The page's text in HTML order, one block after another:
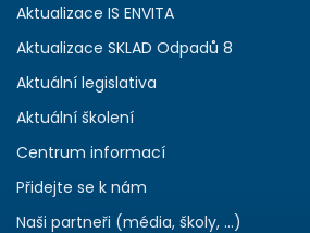
Aktualizace IS ENVITA
Aktualizace SKLAD Odpadů 8
Aktuální legislativa
Aktuální školení
Centrum informací
Přidejte se k nám
Naši partneři (média, školy, ...)